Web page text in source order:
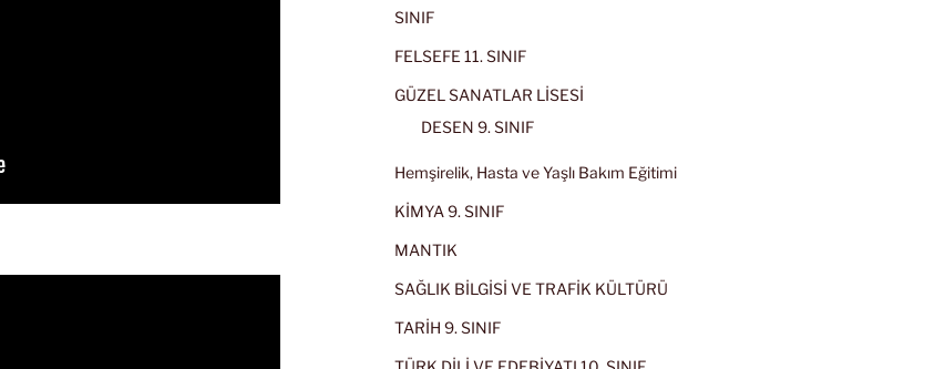
SINIF
FELSEFE 11. SINIF
GÜZEL SANATLAR LİSESİ
DESEN 9. SINIF
Hemşirelik, Hasta ve Yaşlı Bakım Eğitimi
KİMYA 9. SINIF
MANTIK
SAĞLIK BİLGİSİ VE TRAFİK KÜLTÜRÜ
TARİH 9. SINIF